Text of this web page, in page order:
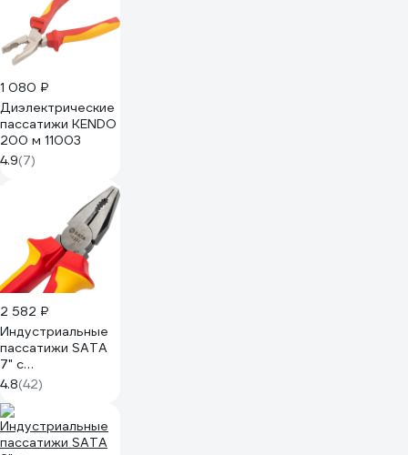
1 080 ₽
Диэлектрические
пассатижи KENDO
200 м 11003
4.9(7)
2 582 ₽
Индустриальные
пассатижи SATA
7" с
изолированными
рукоятками
1000В Эталон для
энергообъектов.
70332
4.8(42)